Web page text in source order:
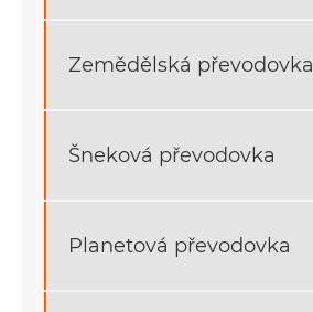
Zemědělská převodovka
Šneková převodovka
Planetová převodovka